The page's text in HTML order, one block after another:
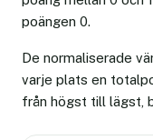
poängen 0.
De normaliserade
varje plats en
från högst till lägst,